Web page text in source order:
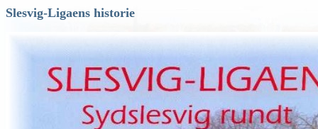
Slesvig-Ligaens historie